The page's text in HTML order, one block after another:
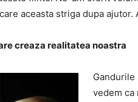
aceasta striga dupa
creaza realitatea noastra
vedem